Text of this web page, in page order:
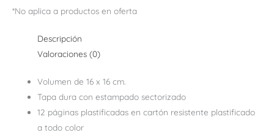
*No aplica a productos en oferta
Descripción
Valoraciones (0)
Volumen de 16 x 16 cm.
Tapa dura con estampado sectorizado
12 páginas plastificadas en cartón resistente plastificado
a todo color